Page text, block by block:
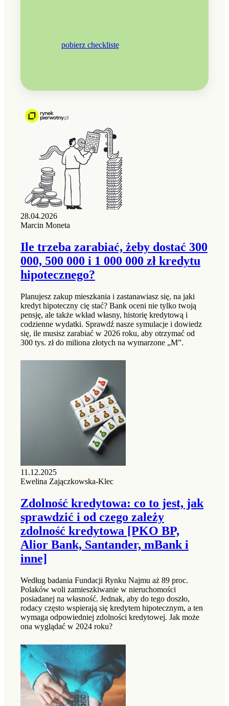
pobierz checklistę
28.04.2026
Marcin Moneta
Ile trzeba zarabiać, żeby dostać 300
000, 500 000 i 1 000 000 zł kredytu
hipotecznego?
Planujesz zakup mieszkania i zastanawiasz się, na jaki
kredyt hipoteczny cię stać? Bank oceni nie tylko twoją
pensję, ale także wkład własny, historię kredytową i
codzienne wydatki. Sprawdź nasze symulacje i dowiedz
się, ile musisz zarabiać w 2026 roku, aby otrzymać od
300 tys. zł do miliona złotych na wymarzone „M”.
11.12.2025
Ewelina Zajączkowska-Klec
Zdolność kredytowa: co to jest, jak
sprawdzić i od czego zależy
zdolność kredytowa [PKO BP,
Alior Bank, Santander, mBank i
inne]
Według badania Fundacji Rynku Najmu aż 89 proc.
Polaków woli zamieszkiwanie w nieruchomości
posiadanej na własność. Jednak, aby do tego doszło,
rodacy często wspierają się kredytem hipotecznym, a ten
wymaga odpowiedniej zdolności kredytowej. Jak może
ona wyglądać w 2024 roku?